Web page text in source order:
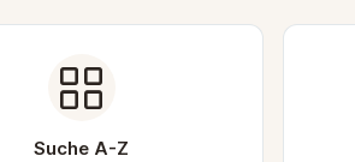
Suche A-Z